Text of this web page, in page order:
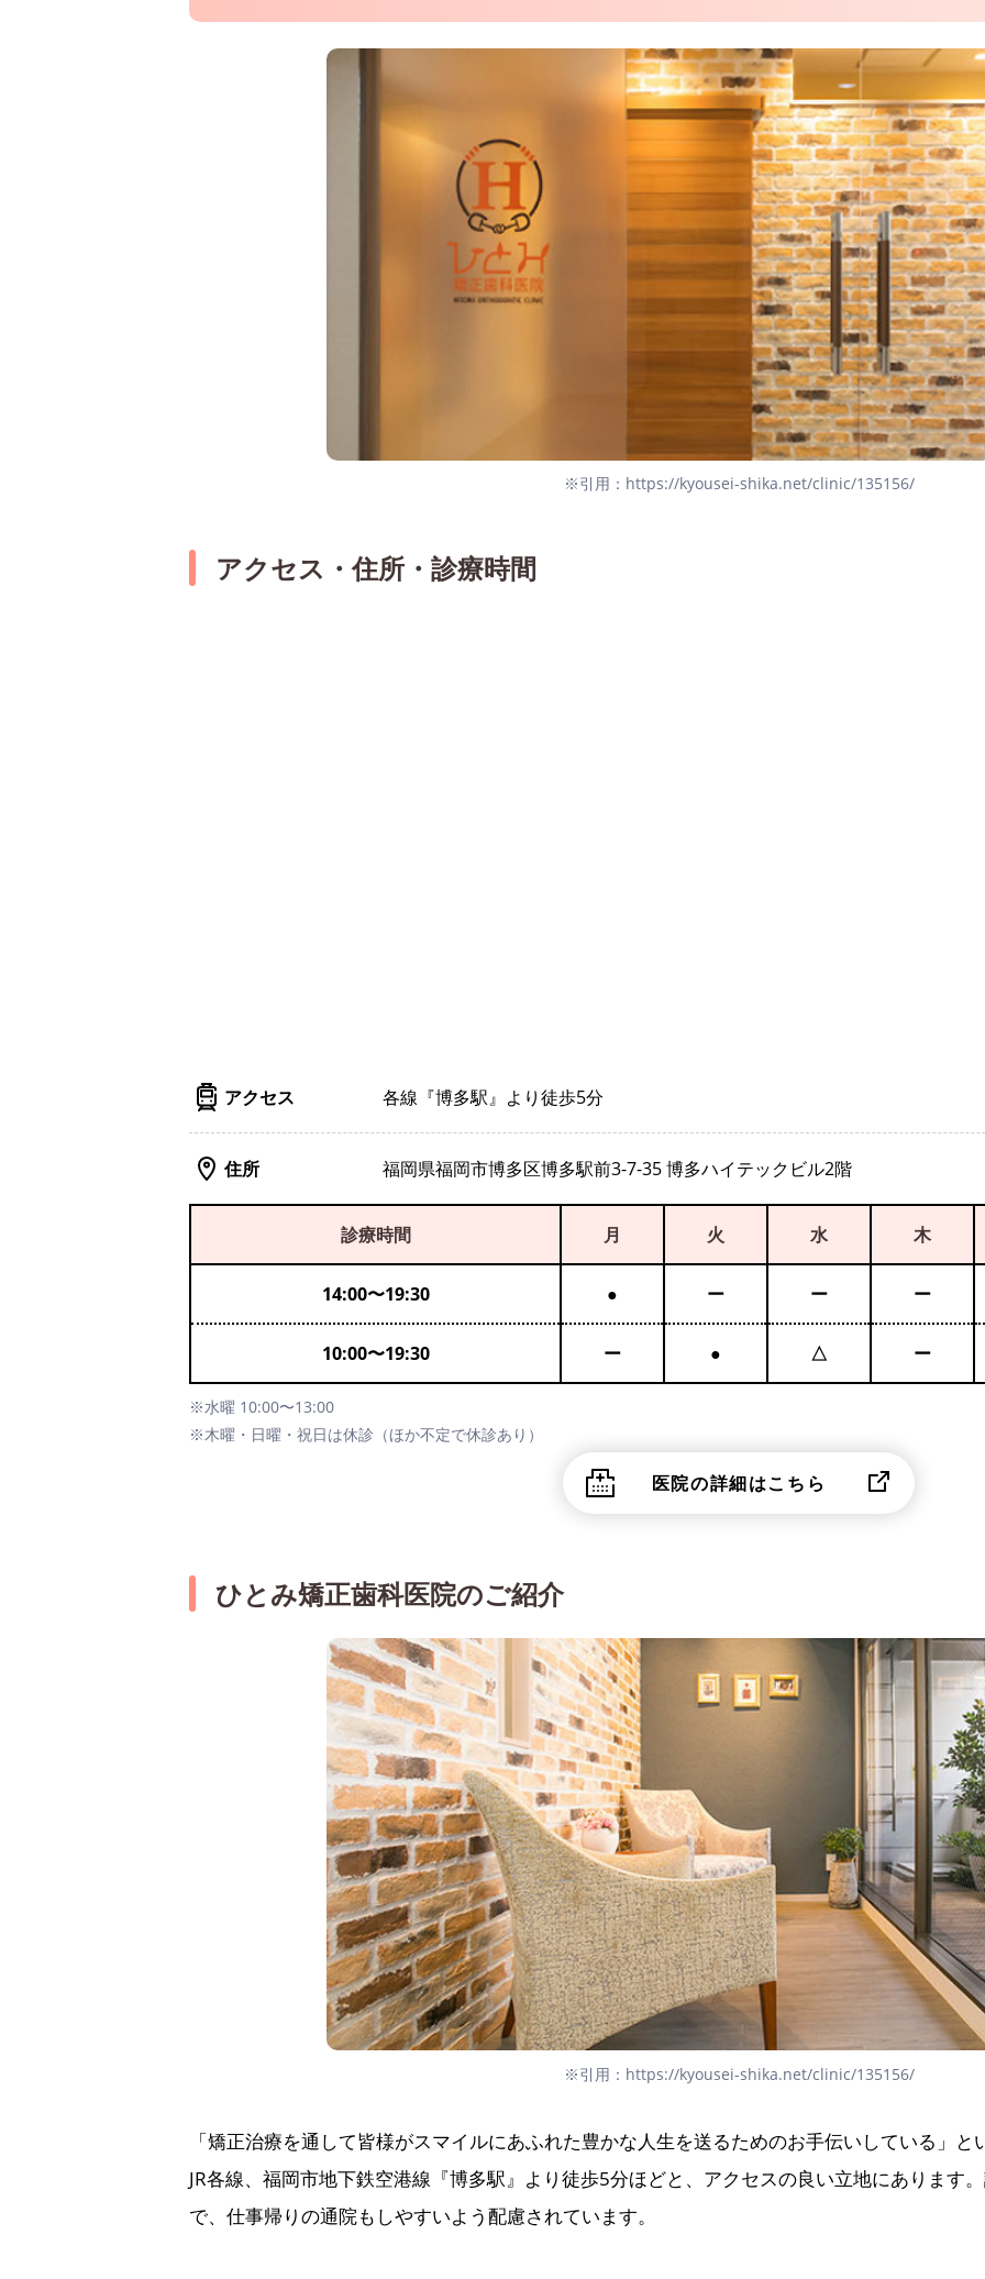
※引用：https://kyousei-shika.net/clinic/135156/
アクセス・住所・診療時間
アクセス 各線『博多駅』より徒歩5分
住所 福岡県福岡市博多区博多駅前3-7-35 博多ハイテックビル2階
診療時間 月 火 水 木
14:00〜19:30 ● ー ー ー
10:00〜19:30 ー ● △ ー
※水曜 10:00〜13:00
※木曜・日曜・祝日は休診（ほか不定で休診あり）
医院の詳細はこちら
ひとみ矯正歯科医院のご紹介
※引用：https://kyousei-shika.net/clinic/135156/
「矯正治療を通して皆様がスマイルにあふれた豊かな人生を送るためのお手伝いしている」
JR各線、福岡市地下鉄空港線『博多駅』より徒歩5分ほどと、アクセスの良い立地にあります
で、仕事帰りの通院もしやすいよう配慮されています。